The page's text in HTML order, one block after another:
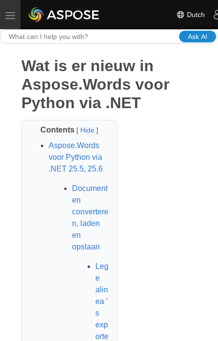
Toggle navigation Dutch
Ask AI
Wat is er nieuw in
Aspose.Words voor
Python via .NET
Contents [ Hide]
Aspose.Words
voor Python via
.NET 25.5, 25.6
Document
en
convertere
n, laden
en
opslaan
Leg
e
alin
ea ’
s
exp
orte